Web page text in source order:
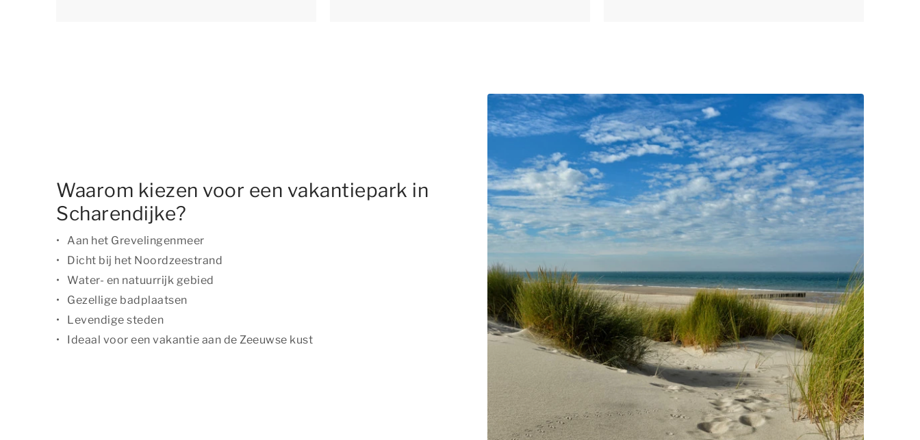
Waarom kiezen voor een vakantiepark in
Scharendijke?
Aan het Grevelingenmeer
Dicht bij het Noordzeestrand
Water- en natuurrijk gebied
Gezellige badplaatsen
Levendige steden
Ideaal voor een vakantie aan de Zeeuwse kust